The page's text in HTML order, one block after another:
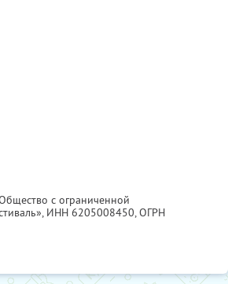
с ограниченной
ИНН 6205008450, ОГРН